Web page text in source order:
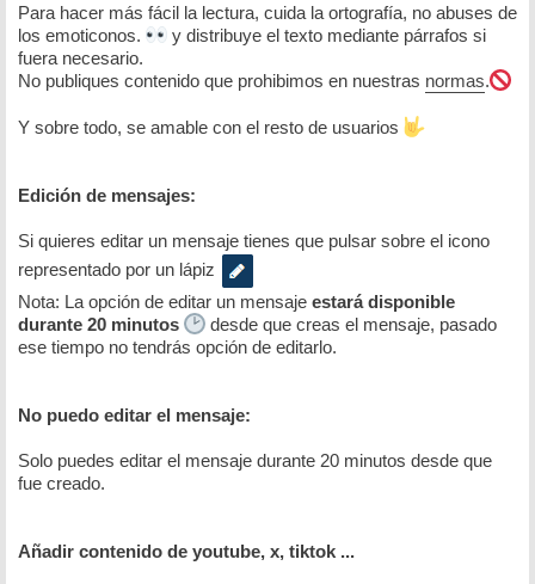
Para hacer más fácil la lectura, cuida la ortografía, no abuses de
los emoticonos.
y distribuye el texto mediante párrafos si
fuera necesario.
No publiques contenido que prohibimos en nuestras normas.
Y sobre todo, se amable con el resto de usuarios
Edición de mensajes:
Si quieres editar un mensaje tienes que pulsar sobre el icono
representado por un lápiz
Nota: La opción de editar un mensaje estará disponible
durante 20 minutos
desde que creas el mensaje, pasado
ese tiempo no tendrás opción de editarlo.
No puedo editar el mensaje:
Solo puedes editar el mensaje durante 20 minutos desde que
fue creado.
Añadir contenido de youtube, x, tiktok ...